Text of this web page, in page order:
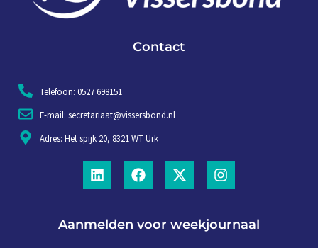
Contact
Telefoon: 0527 698151
E-mail: secretariaat@vissersbond.nl
Adres: Het spijk 20, 8321 WT Urk
Aanmelden voor weekjournaal